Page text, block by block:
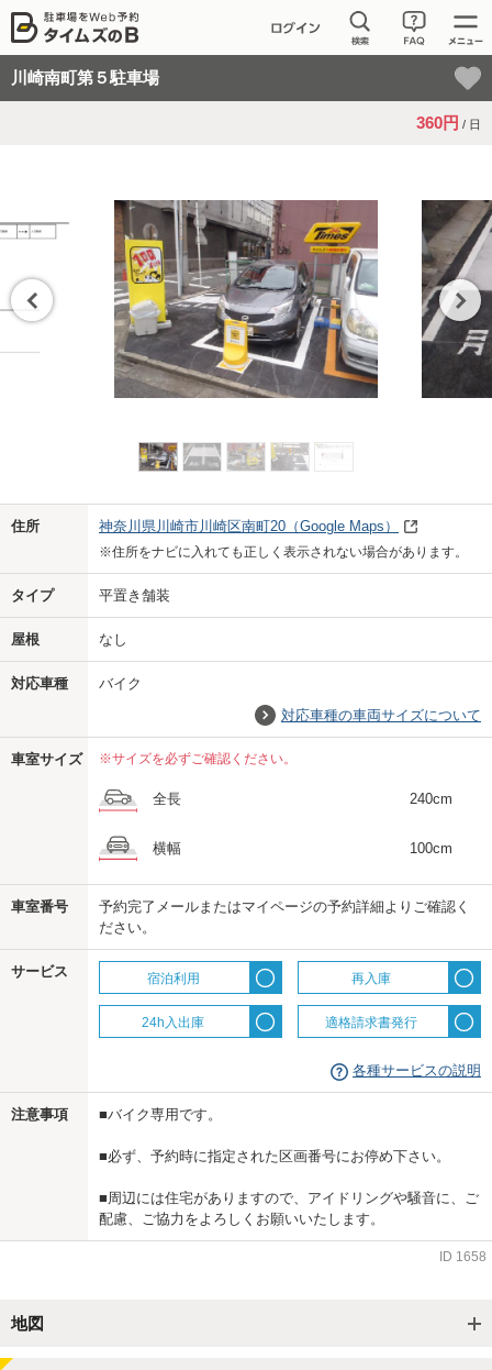
川崎南町第５駐車場
360円 / 日
住所
神奈川県川崎市川崎区南町20 （Google Maps）
※住所をナビに入れても正しく表示されない場合があります。
タイプ 平置き舗装
屋根 なし
対応車種
バイク
対応車種の車両サイズについて
車室サイズ ※サイズを必ずご確認ください。
全長 240cm
横幅 100cm
車室番号
予約完了メールまたはマイページの予約詳細よりご確認く
ださい。
サービス 宿泊利用 再入庫
24h入出庫 適格請求書発行
各種サービスの説明
注意事項 ■バイク専用です。
■必ず、予約時に指定された区画番号にお停め下さい。
■周辺には住宅がありますので、アイドリングや騒音に、ご
配慮、ご協力をよろしくお願いいたします。
ID 1658
地図